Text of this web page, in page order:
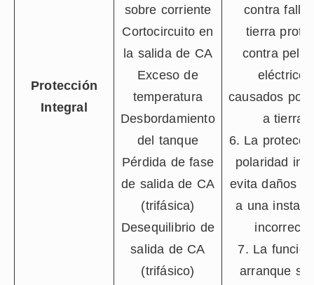
Protección
Integral
sobre corriente
Cortocircuito en
la salida de CA
Exceso de
temperatura
Desbordamiento
del tanque
Pérdida de fase
de salida de CA
(trifásica)
Desequilibrio de
salida de CA
(trifásico)
contra
tierra
contra
eléctricos
causados por
a tierra.
6. La
polaridad
evita daños
a una
7. La
arranque